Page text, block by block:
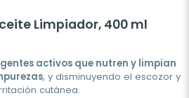
Limpiador, 400 ml
activos que nutren y limpian
, y disminuyendo el escozor y
cutánea.